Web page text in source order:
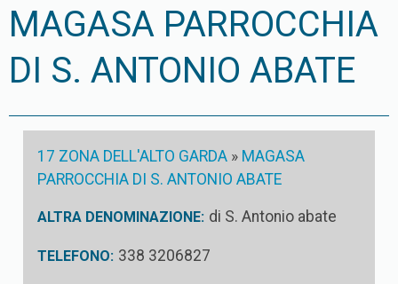
MAGASA PARROCCHIA
DI S. ANTONIO ABATE
17 ZONA DELL'ALTO GARDA » MAGASA
PARROCCHIA DI S. ANTONIO ABATE
ALTRA DENOMINAZIONE: di S. Antonio abate
TELEFONO: 338 3206827